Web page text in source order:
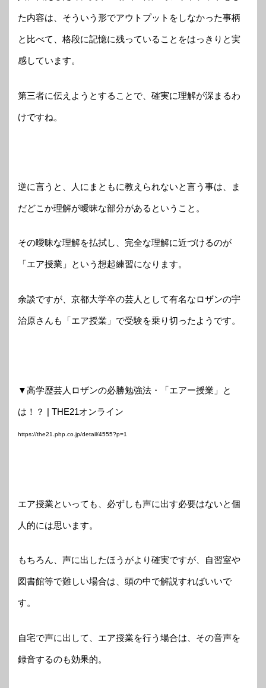
た内容は、そういう形でアウトプットをしなかった事柄
と比べて、格段に記憶に残っていることをはっきりと実
感しています。
第三者に伝えようとすることで、確実に理解が深まるわ
けですね。
逆に言うと、人にまともに教えられないと言う事は、ま
だどこか理解が曖昧な部分があるということ。
その曖昧な理解を払拭し、完全な理解に近づけるのが
「エア授業」という想起練習になります。
余談ですが、京都大学卒の芸人として有名なロザンの宇
治原さんも「エア授業」で受験を乗り切ったようです。
▼高学歴芸人ロザンの必勝勉強法・「エアー授業」と
は！？ | THE21オンライン
https://the21.php.co.jp/detail/4555?p=1
エア授業といっても、必ずしも声に出す必要はないと個
人的には思います。
もちろん、声に出したほうがより確実ですが、自習室や
図書館等で難しい場合は、頭の中で解説すればいいで
す。
自宅で声に出して、エア授業を行う場合は、その音声を
録音するのも効果的。